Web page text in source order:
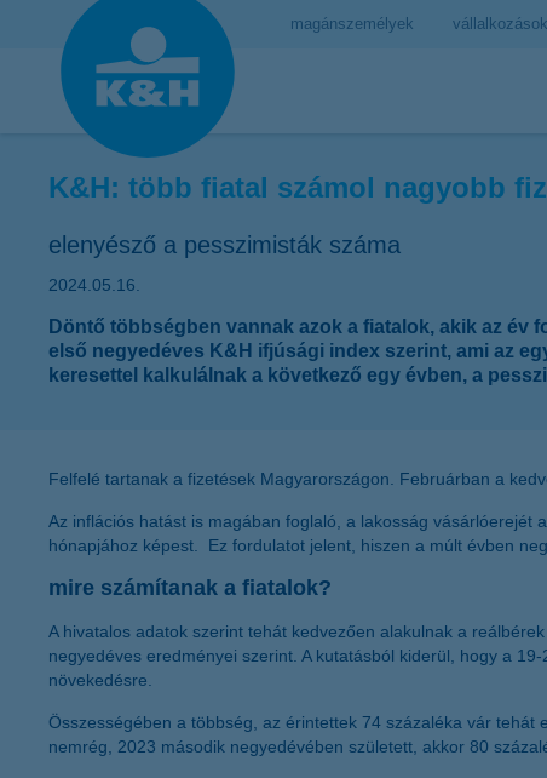
magánszemélyek vállalkozások
K&H: több fiatal számol nagyobb
elenyésző a pesszimisták száma
2024.05.16.
Döntő többségben vannak azok a fiatalok, akik az év
első negyedéves K&H ifjúsági index szerint, ami az
keresettel kalkulálnak a következő egy évben, a
Felfelé tartanak a fizetések Magyarországon. Februárban a
Az inflációs hatást is magában foglaló, a lakosság
hónapjához képest. Ez fordulatot jelent, hiszen a múlt évben
mire számítanak a fiatalok?
A hivatalos adatok szerint tehát kedvezően alakulnak a
negyedéves eredményei szerint. A kutatásból kiderül, hogy a
növekedésre.
Összességében a többség, az érintettek 74 százaléka vár
nemrég, 2023 második negyedévében született, akkor 80